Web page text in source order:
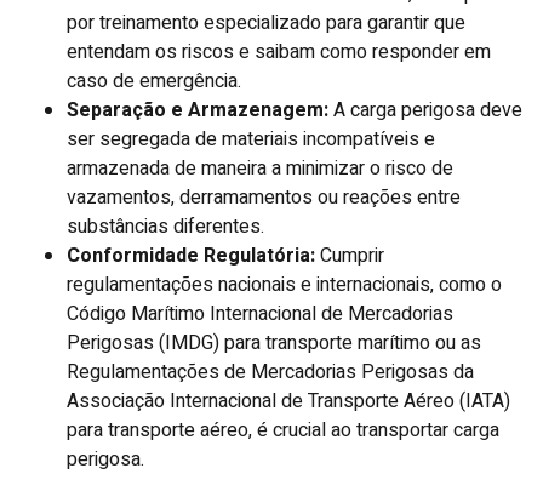
por treinamento especializado para garantir que
entendam os riscos e saibam como responder em
caso de emergência.
Separação e Armazenagem:A carga perigosa deve
ser segregada de materiais incompatíveis e
armazenada de maneira a minimizar o risco de
vazamentos, derramamentos ou reações entre
substâncias diferentes.
Conformidade Regulatória:Cumprir
regulamentações nacionais e internacionais, como o
Código Marítimo Internacional de Mercadorias
Perigosas (IMDG) para transporte marítimo ou as
Regulamentações de Mercadorias Perigosas da
Associação Internacional de Transporte Aéreo (IATA)
para transporte aéreo, é crucial ao transportar carga
perigosa.